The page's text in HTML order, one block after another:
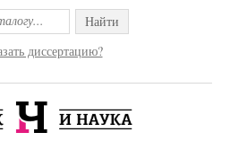
Найти
диссертацию?